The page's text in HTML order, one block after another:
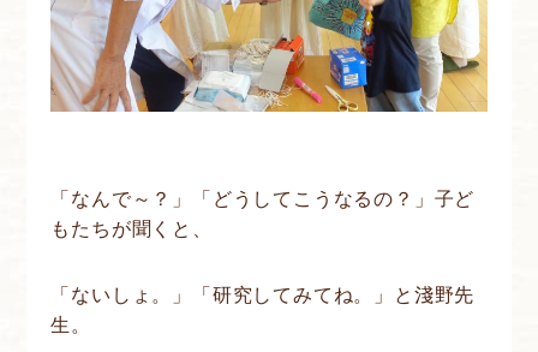
「なんで～？」「どうしてこうなるの？」子ど
もたちが聞くと、
「ないしょ。」「研究してみてね。」と淺野先
生。